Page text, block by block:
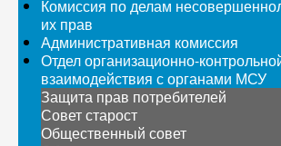
Комиссия по делам
их прав
Административная комиссия
Отдел организационно-
взаимодействия с органами МСУ
Защита прав потребителей
Совет старост
Общественный совет